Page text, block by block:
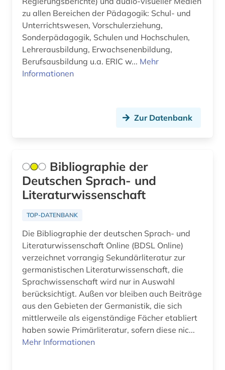
amtsdrucksache (2)
analytik (1)
analytische chemie (2)
angelsächsische texte (2)
angewandte chemie (1)
angewandte informatik (1)
angewandte mikrobiologie (1)
angewandte wissenschaft (1)
anglistik (11)
angloamerikanische literatur (1)
angloamerikanischer kulturraum (2)
anlagenbau (3)
Großbritannien (23)
Hamburg (1)
Hessen (5)
Japan (5)
Jugoslawien (7)
Kanada (20)
Korea (2)
Kroatien (8)
Liechtenstein (2)
Litauen (7)
Luxemburg (2)
zu allen Bereichen der Pädagogik: Schul- und
Unterrichtswesen, Vorschulerziehung,
Sonderpädagogik, Schulen und Hochschulen,
Lehrerausbildung, Erwachsenenbildung,
Berufsausbildung u.a. ERIC w... Mehr
Informationen
Zur Datenbank
Bibliographie der
Deutschen Sprach- und
Literaturwissenschaft
TOP-DATENBANK
Die Bibliographie der deutschen Sprach- und
Literaturwissenschaft Online (BDSL Online)
verzeichnet vorrangig Sekundärliteratur zur
germanistischen Literaturwissenschaft, die
Sprachwissenschaft wird nur in Auswahl
berücksichtigt. Außen vor bleiben auch Beiträge
aus den Gebieten der Germanistik, die sich
mittlerweile als eigenständige Fächer etabliert
haben sowie Primärliteratur, sofern diese nic...
Mehr Informationen